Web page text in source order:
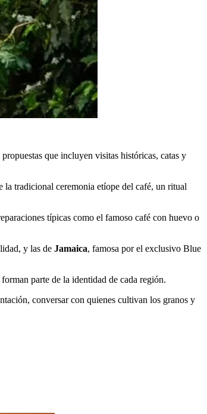
que incluyen visitas históricas, catas y
la tradicional ceremonia etíope del café, un ritual
típicas como el famoso café con huevo o
y las de Jamaica, famosa por el exclusivo Blue
parte de la identidad de cada región.
conversar con quienes cultivan los granos y